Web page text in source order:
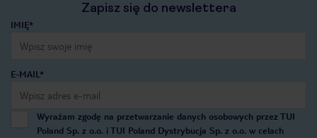
Zapisz się do newslettera
IMIĘ*
E-MAIL*
Wyrażam zgodę na przetwarzanie danych osobowych przez TUI
Poland Sp. z o.o. i TUI Poland Dystrybucja Sp. z o.o. w celach